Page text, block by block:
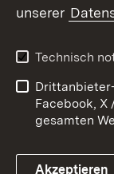
Datenschutz
Impressum
unserer
Technisch
Facebook,
gesamten
Akzeptieren